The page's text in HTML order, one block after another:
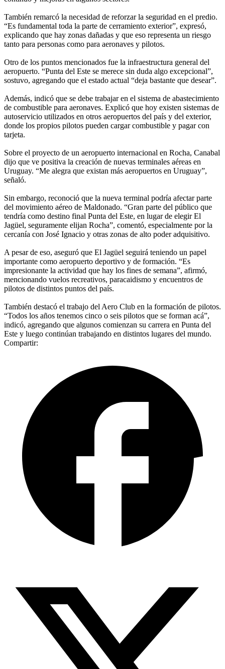
También remarcó la necesidad de reforzar la seguridad en el predio.
“Es fundamental toda la parte de cerramiento exterior”, expresó,
explicando que hay zonas dañadas y que eso representa un riesgo
tanto para personas como para aeronaves y pilotos.
Otro de los puntos mencionados fue la infraestructura general del
aeropuerto. “Punta del Este se merece sin duda algo excepcional”,
sostuvo, agregando que el estado actual “deja bastante que desear”.
Además, indicó que se debe trabajar en el sistema de abastecimiento
de combustible para aeronaves. Explicó que hoy existen sistemas de
autoservicio utilizados en otros aeropuertos del país y del exterior,
donde los propios pilotos pueden cargar combustible y pagar con
tarjeta.
Sobre el proyecto de un aeropuerto internacional en Rocha, Canabal
dijo que ve positiva la creación de nuevas terminales aéreas en
Uruguay. “Me alegra que existan más aeropuertos en Uruguay”,
señaló.
Sin embargo, reconoció que la nueva terminal podría afectar parte
del movimiento aéreo de Maldonado. “Gran parte del público que
tendría como destino final Punta del Este, en lugar de elegir El
Jagüel, seguramente elijan Rocha”, comentó, especialmente por la
cercanía con José Ignacio y otras zonas de alto poder adquisitivo.
A pesar de eso, aseguró que El Jagüel seguirá teniendo un papel
importante como aeropuerto deportivo y de formación. “Es
impresionante la actividad que hay los fines de semana”, afirmó,
mencionando vuelos recreativos, paracaidismo y encuentros de
pilotos de distintos puntos del país.
También destacó el trabajo del Aero Club en la formación de pilotos.
“Todos los años tenemos cinco o seis pilotos que se forman acá”,
indicó, agregando que algunos comienzan su carrera en Punta del
Este y luego continúan trabajando en distintos lugares del mundo.
Compartir: